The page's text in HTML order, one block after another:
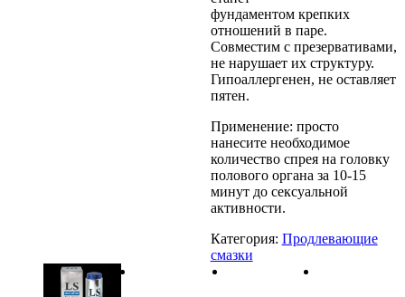
фундаментом крепких
отношений в паре.
Совместим с презервативами,
не нарушает их структуру.
Гипоаллергенен, не оставляет
пятен.
Применение: просто
нанесите необходимое
количество спрея на головку
полового органа за 10-15
минут до сексуальной
активности.
Категория: Продлевающие
смазки